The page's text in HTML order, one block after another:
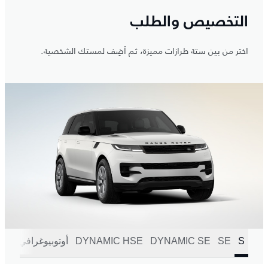
التخصيص والطلب
اختر من بين ستة طرازات مميزة، ثم أضِف لمستك الشخصية.
S
SE
DYNAMIC SE
DYNAMIC HSE أوتوبيوغرافي